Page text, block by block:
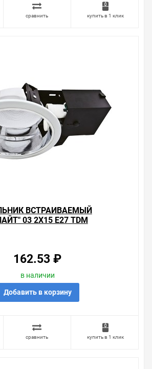
сравнить купить в 1 клик
ВСТРАИВАЕМЫЙ
03 2Х15 E27 TDM
162.53 ₽
в наличии
Добавить в корзину
сравнить купить в 1 клик